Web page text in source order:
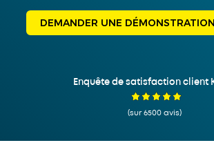
DEMANDER UNE
Enquête de satisfaction client
(sur 6500 avis)